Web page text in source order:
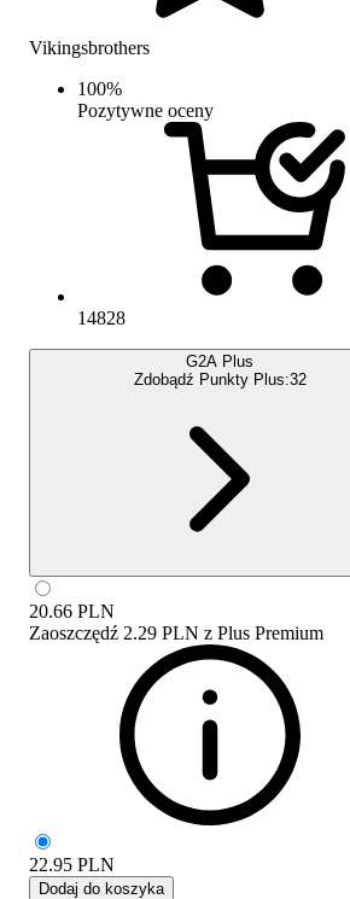
Vikingsbrothers
100%
Pozytywne oceny
14828
G2A Plus
Zdobądź Punkty Plus:32
20.66 PLN
Zaoszczędź 2.29 PLN z Plus Premium
22.95 PLN
Dodaj do koszyka